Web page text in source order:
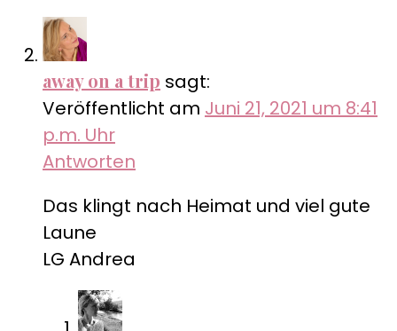
away on a trip sagt:
Veröffentlicht am Juni 21, 2021 um 8:41
p.m. Uhr
Antworten
Das klingt nach Heimat und viel gute
Laune
LG Andrea